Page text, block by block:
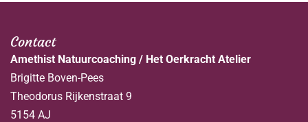
Contact
Amethist Natuurcoaching / Het Oerkracht Atelier
Brigitte Boven-Pees
Theodorus Rijkenstraat 9
5154 AJ